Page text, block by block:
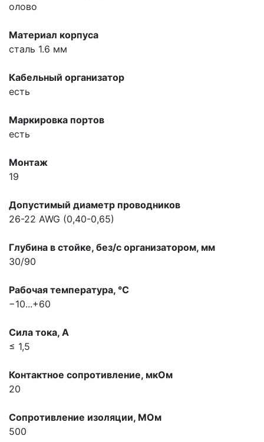
олово
Материал корпуса
сталь 1.6 мм
Кабельный организатор
есть
Маркировка портов
есть
Монтаж
19
Допустимый диаметр проводников
26-22 AWG (0,40-0,65)
Глубина в стойке, без/с организатором, мм
30/90
Рабочая температура, °С
−10...+60
Сила тока, A
≤ 1,5
Контактное сопротивление, мкOм
20
Сопротивление изоляции, МОм
500